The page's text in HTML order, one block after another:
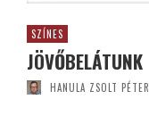
SZÍNES
JÖVŐBELÁTUNK
HANULA ZSOLT PÉTER